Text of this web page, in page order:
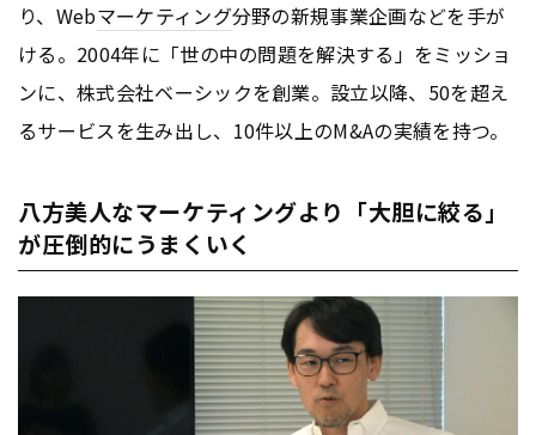
り、Webマーケティング分野の新規事業企画などを手が
ける。2004年に「世の中の問題を解決する」をミッショ
ンに、株式会社ベーシックを創業。設立以降、50を超え
るサービスを生み出し、10件以上のM&Aの実績を持つ。
八方美人なマーケティングより「大胆に絞る」
が圧倒的にうまくいく